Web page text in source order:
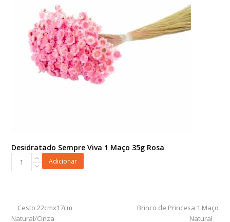
Desidratado Sempre Viva 1 Maço 35g Rosa
Desidratado
Sempre
35g
Adicionar
previous
post:
Cesto 22cmx17cm
Natural/Cinza
next
Brinco de Princesa 1 Maço
Natural